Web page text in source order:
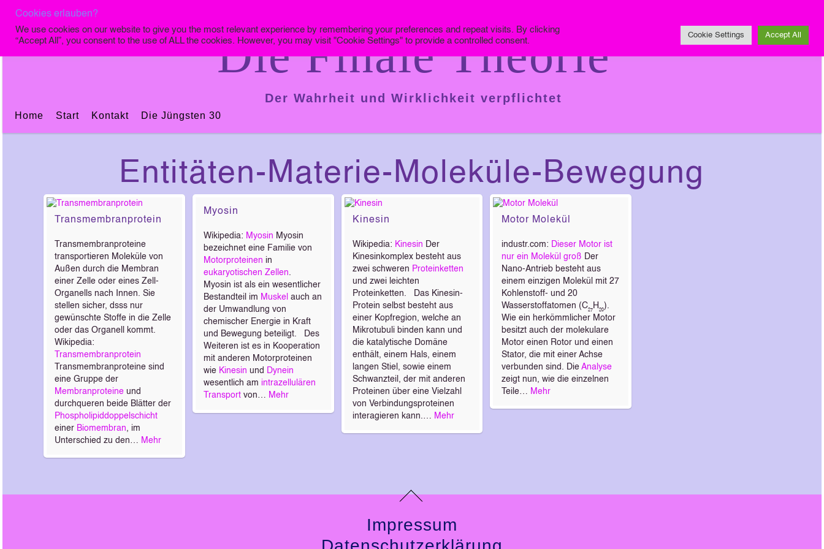
Die Finale Theorie
Der Wahrheit und Wirklichkeit verpflichtet
Home Start Kontakt Die Jüngsten 30
Entitäten-Materie-Moleküle-Bewegung
Transmembranprotein
Transmembranproteine
transportieren Moleküle von
Außen durch die Membran
einer Zelle oder eines Zell-
Organells nach Innen. Sie
stellen sicher, dsss nur
gewünschte Stoffe in die Zelle
oder das Organell kommt.
Wikipedia:
Transmembranprotein
Transmembranproteine sind
eine Gruppe der
Membranproteine und
durchqueren beide Blätter der
Phospholipiddoppelschicht
einer Biomembran, im
Unterschied zu den… Mehr
Myosin
Wikipedia: Myosin Myosin
bezeichnet eine Familie von
Motorproteinen in
eukaryotischen Zellen.
Myosin ist als ein wesentlicher
Bestandteil im Muskel auch an
der Umwandlung von
chemischer Energie in Kraft
und Bewegung beteiligt. Des
Weiteren ist es in Kooperation
mit anderen Motorproteinen
wie Kinesin und Dynein
wesentlich am intrazellulären
Transportvon… Mehr
Kinesin
Wikipedia: Kinesin Der
Kinesinkomplex besteht aus
zwei schweren Proteinketten
und zwei leichten
Proteinketten. Das Kinesin-
Protein selbst besteht aus
einer Kopfregion, welche an
Mikrotubuli binden kann und
die katalytische Domäne
enthält, einem Hals, einem
langen Stiel, sowie einem
Schwanzteil, der mit anderen
Proteinen über eine Vielzahl
von Verbindungsproteinen
interagieren kann.… Mehr
Motor Molekül
industr.com: Dieser Motor ist
nur ein Molekül groß Der
Nano-Antrieb besteht aus
einem einzigen Molekül mit 27
Kohlenstoff- und 20
Wasserstoffatomen (C₂₇H₂₀).
Wie ein herkömmlicher Motor
besitzt auch der molekulare
Motor einen Rotor und einen
Stator, die mit einer Achse
verbunden sind. Die Analyse
zeigt nun, wie die einzelnen
Teile… Mehr
Impressum
Cookies erlauben?
We use cookies on our website to give you the most relevant experience by remembering your preferences and repeat visits. By clicking
“Accept All”, you consent to the use of ALL the cookies. However, you may visit "Cookie Settings" to provide a controlled consent.
Cookie Settings Accept All